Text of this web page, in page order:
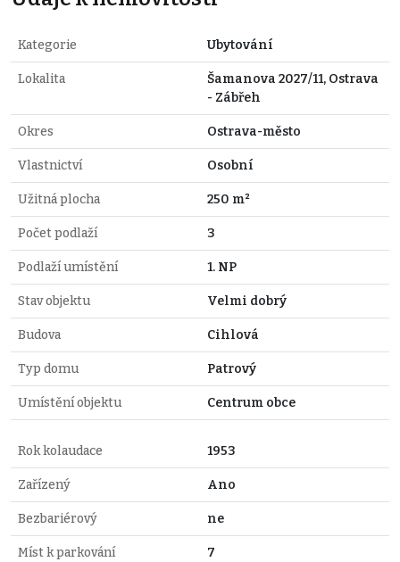
Kategorie Ubytování
Lokalita
Šamanova 2027/11, Ostrava
- Zábřeh
Okres Ostrava-město
Vlastnictví Osobní
Užitná plocha 250 m²
Počet podlaží 3
Podlaží umístění 1. NP
Stav objektu Velmi dobrý
Budova Cihlová
Typ domu Patrový
Umístění objektu Centrum obce
Rok kolaudace 1953
Zařízený Ano
Bezbariérový ne
Míst k parkování 7